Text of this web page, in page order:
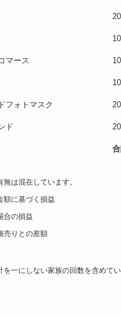
マース
フォトマスク
ド
は混在しています。
額に基づく損益
合の損益
売りとの差額
一にしない家族の回数を含めて